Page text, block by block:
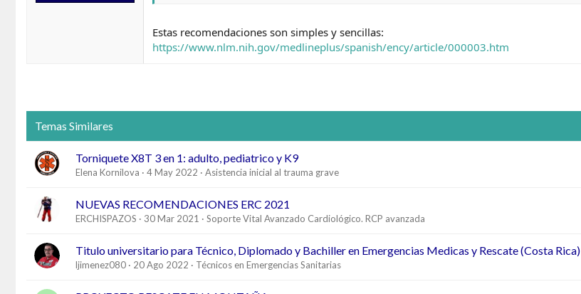
Estas recomendaciones son simples y sencillas:
https://www.nlm.nih.gov/medlineplus/spanish/ency/article/000003.htm
Temas Similares
Torniquete X8T 3 en 1: adulto, pediatrico y K9
Elena Kornilova 4 May 2022 Asistencia inicial al trauma grave
NUEVAS RECOMENDACIONES ERC 2021
ERCHISPAZOS 30 Mar 2021 Soporte Vital Avanzado Cardiológico. RCP avanzada
Titulo universitario para Técnico, Diplomado y Bachiller en Emergencias Medicas y Rescate (Costa Rica)
ljimenez080 20 Ago 2022 Técnicos en Emergencias Sanitarias